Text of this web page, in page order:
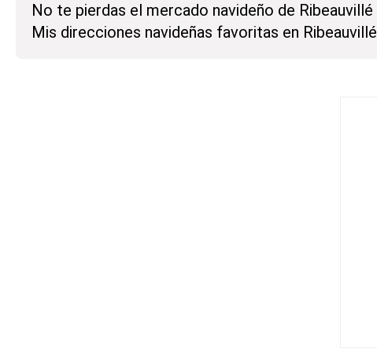
No te pierdas el mercado navideño de Ribeauvillé
Mis direcciones navideñas favoritas en Ribeauvillé